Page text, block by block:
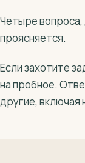
Четыре вопроса,
проясняется.
Если захотите
на пробное.
другие, включая